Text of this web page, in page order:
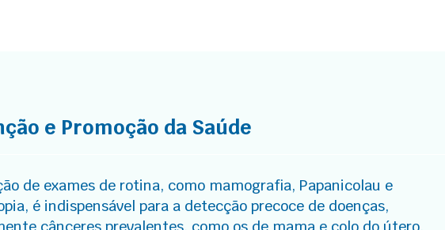
e Promoção da Saúde
de exames de rotina, como mamografia, Papanicolau e
é indispensável para a detecção precoce de doenças,